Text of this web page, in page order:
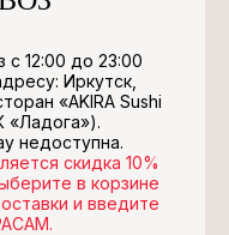
с 12:00 до 23:00
Иркутск,
«AKIRA Sushi
«Ладога»).
недоступна.
скидка 10%
в корзине
и введите